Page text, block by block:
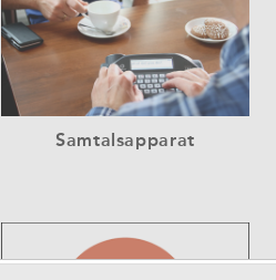
Samtalsapparat